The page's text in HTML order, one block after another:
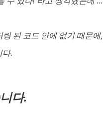
된 코드 안에 없기 때문에,
다.
다.